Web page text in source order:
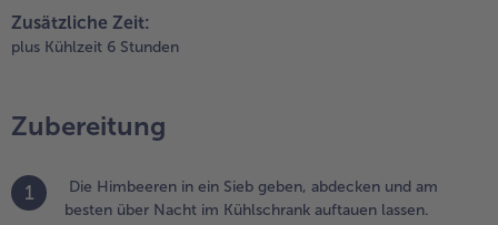
eine
ca. 20
cm
Zusätzliche Zeit:
plus Kühlzeit 6 Stunden
Zubereitung
1
Die Himbeeren in ein Sieb geben, abdecken und am
besten über Nacht im Kühlschrank auftauen lassen.